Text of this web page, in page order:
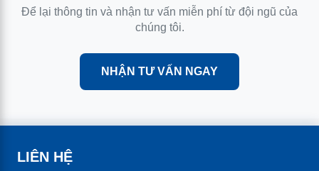
Để lại thông tin và nhận tư vấn miễn phí từ đội ngũ của
chúng tôi.
NHẬN TƯ VẤN NGAY
LIÊN HỆ